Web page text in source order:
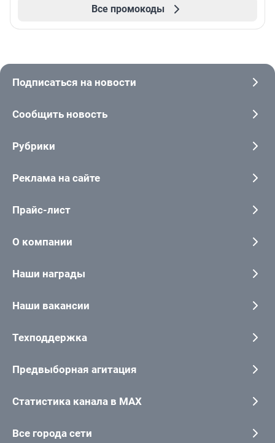
Все промокоды
Подписаться на новости
Сообщить новость
Рубрики
Реклама на сайте
Прайс-лист
О компании
Наши награды
Наши вакансии
Техподдержка
Предвыборная агитация
Статистика канала в MAX
Все города сети